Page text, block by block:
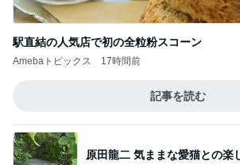
駅直結の人気店で初の全粒粉スコーン
Amebaトピックス 17時間前
記事を読む
原田龍二 気ままな愛猫との楽